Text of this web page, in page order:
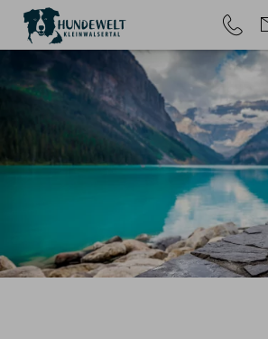
HOME
TOUREN
WANDERN MIT HUND
ÜBER UNS
BLOG
Warenkorb ist leer